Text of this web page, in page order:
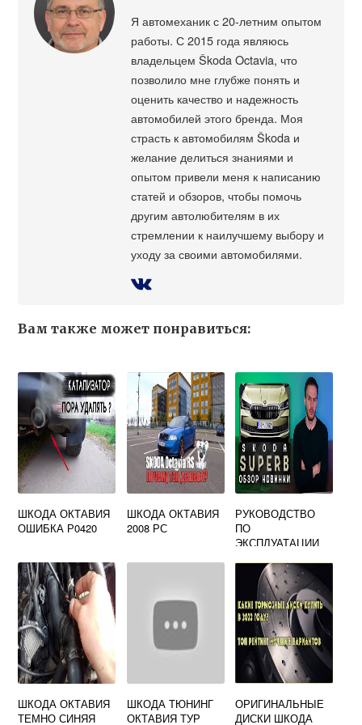
Я автомеханик с 20-летним опытом
работы. С 2015 года являюсь
владельцем Škoda Octavia, что
позволило мне глубже понять и
оценить качество и надежность
автомобилей этого бренда. Моя
страсть к автомобилям Škoda и
желание делиться знаниями и
опытом привели меня к написанию
статей и обзоров, чтобы помочь
другим автолюбителям в их
стремлении к наилучшему выбору и
уходу за своими автомобилями.
Вам также может понравиться:
ШКОДА ОКТАВИЯ
ОШИБКА Р0420
ШКОДА ОКТАВИЯ
2008 РС
РУКОВОДСТВО
ПО
ЭКСПЛУАТАЦИИ
ШКОДА ОКТАВИЯ
ТЕМНО СИНЯЯ
ШКОДА ТЮНИНГ
ОКТАВИЯ ТУР
ОРИГИНАЛЬНЫЕ
ДИСКИ ШКОДА